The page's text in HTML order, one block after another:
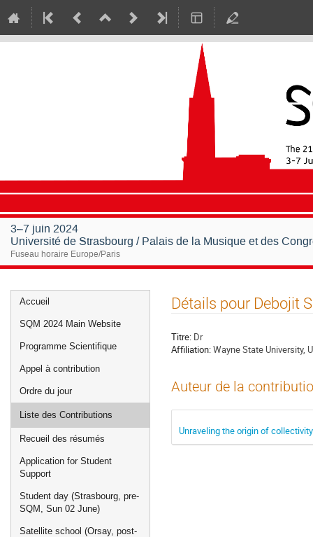
3–7 juin 2024
Université de Strasbourg / Palais de la Musique et des
Fuseau horaire Europe/Paris
Menu
de
Accueil
SQM 2024 Main Website
Programme Scientifique
Appel à contribution
Ordre du jour
Liste des Contributions
Recueil des résumés
Application for Student
Support
Student day (Strasbourg, pre-
SQM, Sun 02 June)
Satellite school (Orsay, post-
Détails pour Debojit
Titre: Dr
Affiliation:Wayne State University,
Auteur de la
Unraveling the origin of